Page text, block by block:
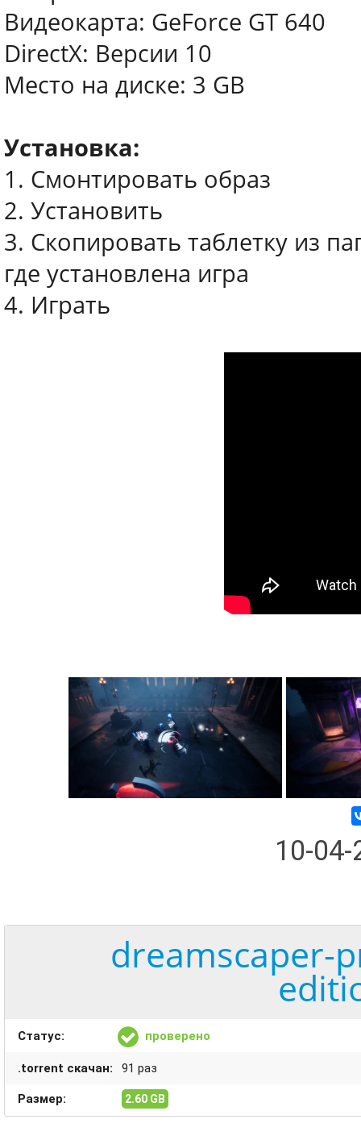
Видеокарта: GeForce GT 640
DirectX: Версии 10
Место на диске: 3 GB
Установка:
1. Смонтировать образ
2. Установить
3. Скопировать таблетку из
где установлена игра
4. Играть
10-
dreamscaper-
Статус: проверено
.torrent скачан: 91 раз
Размер: 2.60 GB